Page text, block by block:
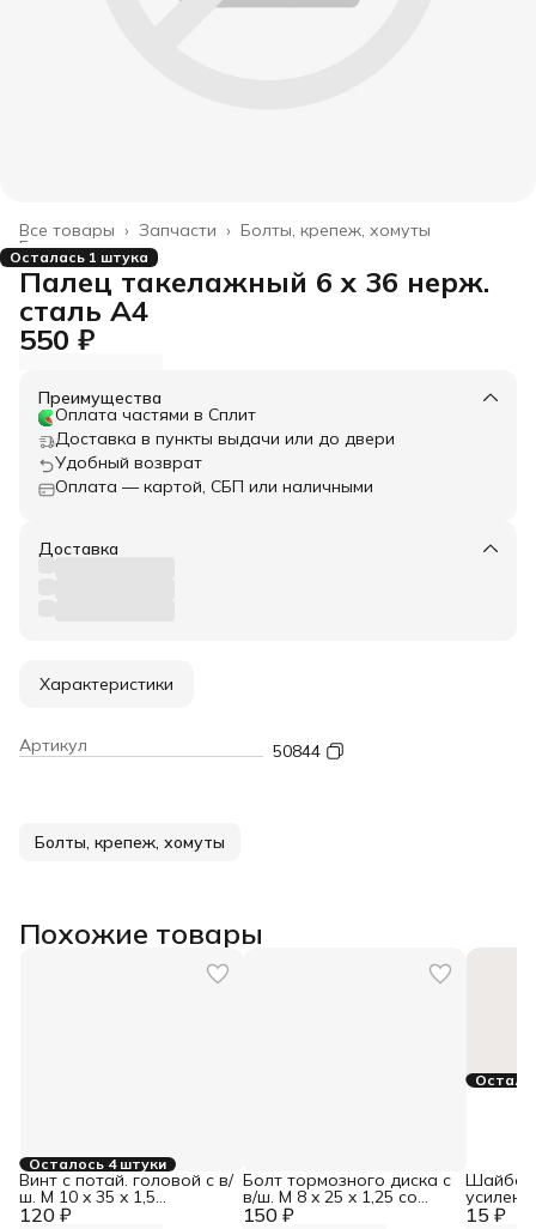
Болты, крепеж, хомуты
Запчасти ›
Все товары ›
Главная ›
Осталась 1 штука
Палец такелажный 6 x 36 нерж.
сталь А4
550 ₽
Преимущества
Оплата частями в Сплит
Доставка в пункты выдачи или до двери
Удобный возврат
Оплата — картой, СБП или наличными
Доставка
Характеристики
Артикул 50844
Болты, крепеж, хомуты
Похожие товары
Осталось 4 штуки
120 ₽
Винт с потай. головой с в/
ш. М 10 x 35 x 1,5
нерж.сталь А2, DIN 7991 150 ₽
Болт тормозного диска с
в/ш. М 8 x 25 x 1,25 со
ступенькой 15 ₽
Шайба
1440